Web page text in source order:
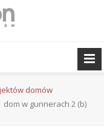
domów
dom w gunnerach 2 (b)